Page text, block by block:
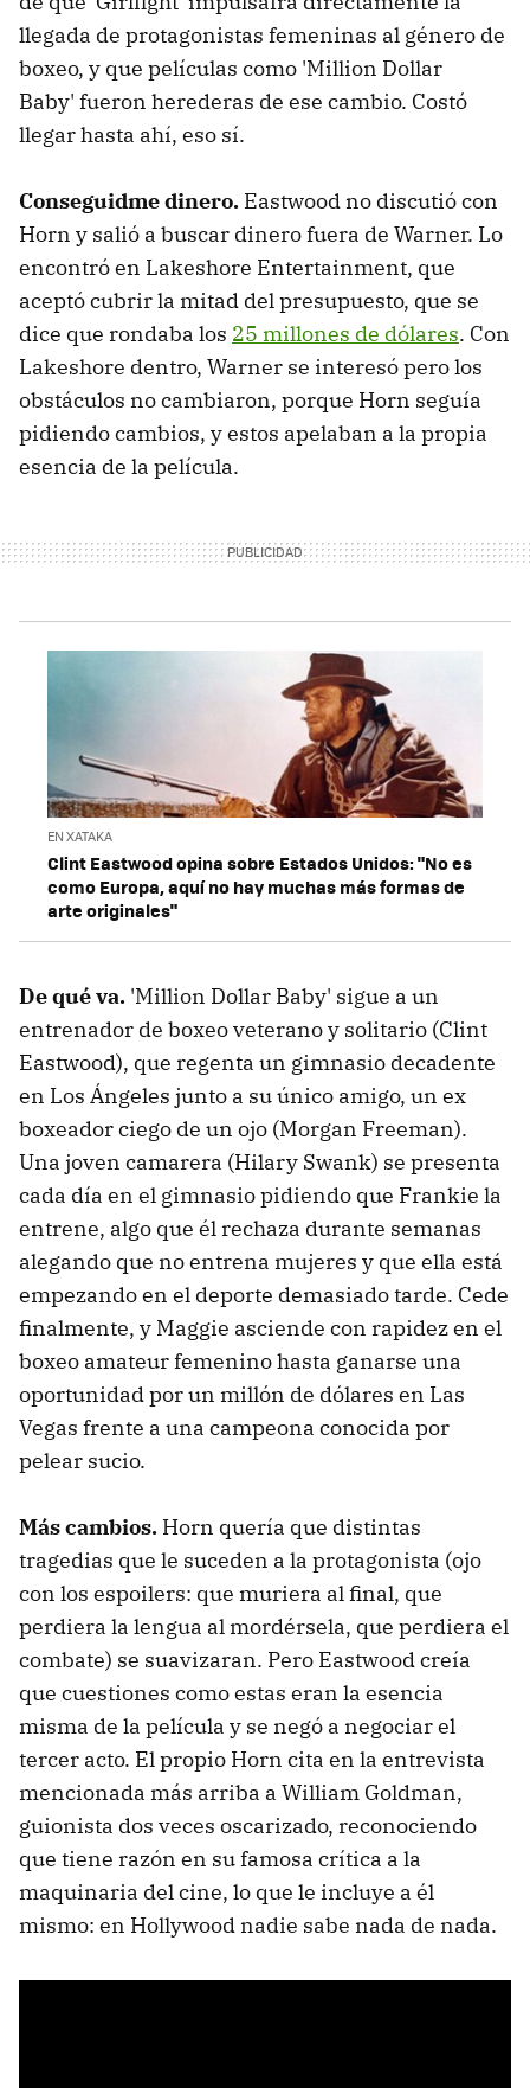
llegada de protagonistas femeninas al género de
boxeo, y que películas como 'Million Dollar
Baby' fueron herederas de ese cambio. Costó
llegar hasta ahí, eso sí.
Conseguidme dinero. Eastwood no discutió con
Horn y salió a buscar dinero fuera de Warner. Lo
encontró en Lakeshore Entertainment, que
aceptó cubrir la mitad del presupuesto, que se
dice que rondaba los 25 millones de dólares. Con
Lakeshore dentro, Warner se interesó pero los
obstáculos no cambiaron, porque Horn seguía
pidiendo cambios, y estos apelaban a la propia
esencia de la película.
EN XATAKA
Clint Eastwood opina sobre Estados Unidos: "No es
como Europa, aquí no hay muchas más formas de
arte originales"
De qué va. 'Million Dollar Baby' sigue a un
entrenador de boxeo veterano y solitario (Clint
Eastwood), que regenta un gimnasio decadente
en Los Ángeles junto a su único amigo, un ex
boxeador ciego de un ojo (Morgan Freeman).
Una joven camarera (Hilary Swank) se presenta
cada día en el gimnasio pidiendo que Frankie la
entrene, algo que él rechaza durante semanas
alegando que no entrena mujeres y que ella está
empezando en el deporte demasiado tarde. Cede
finalmente, y Maggie asciende con rapidez en el
boxeo amateur femenino hasta ganarse una
oportunidad por un millón de dólares en Las
Vegas frente a una campeona conocida por
pelear sucio.
Más cambios. Horn quería que distintas
tragedias que le suceden a la protagonista (ojo
con los espoilers: que muriera al final, que
perdiera la lengua al mordérsela, que perdiera el
combate) se suavizaran. Pero Eastwood creía
que cuestiones como estas eran la esencia
misma de la película y se negó a negociar el
tercer acto. El propio Horn cita en la entrevista
mencionada más arriba a William Goldman,
guionista dos veces oscarizado, reconociendo
que tiene razón en su famosa crítica a la
maquinaria del cine, lo que le incluye a él
mismo: en Hollywood nadie sabe nada de nada.